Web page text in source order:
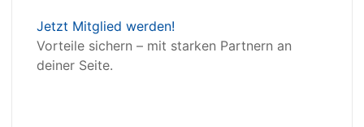
Jetzt Mitglied werden!
Vorteile sichern – mit starken Partnern an
deiner Seite.